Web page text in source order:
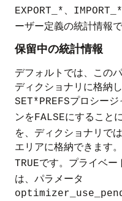
EXPORT_* IMPORT_*
ーザー定義の統計情報
保留中の統計情報
デフォルトでは、この
ディクショナリに格納
SET*PREFSプロシージ
ンをFALSEにすること
を、ディクショナリで
エリアに格納できます。
TRUEです。プライベー
は、パラメータ